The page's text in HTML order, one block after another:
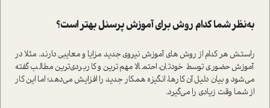
به‌نظر شما کدام روش برای آموزش پرسنل بهتر ا‌ست؟
را‌ستش هر کدام از روش های آموزش نیروی جدید مزایا و معایبی دارند. مثلا در
آموزش حضوری توسط خودتان، احتمالا مهم‌ترین و کاربردی‌ترین مطالب گفته
می‌شود و بیان دلیل آن کارها، انگیزه همکار جدید را افزایش می‌دهد؛ اما این کار
از شما وقت زیادی را می‌گیرد.